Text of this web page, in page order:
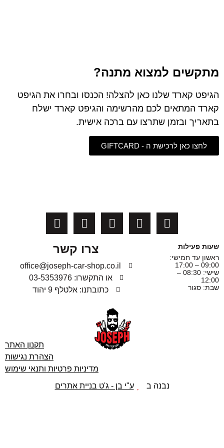
מתקשים למצוא מתנה?
הגיפט קארד שלנו כאן להצלה! הכנסו ובחרו את הגיפט
קארד המתאים לכם מהרשימה והגיפט קארד ישלח
בתאריך ובזמן שתרצו עם ברכה אישית.
לחצו כאן לרכישת ה - GIFTCARD
שעות פעילות
ראשון עד חמישי:
09:00 – 17:00
שישי: 08:30 –
12:00
שבת: סגור
צרו קשר
office@joseph-car-shop.co.il
או התקשרו: 03-5353976
כתובתנו: אלטלף 9 יהוד
תקנון האתר
הצהרת נגישות
מדיניות פרטיות ותנאי שימוש
נבנה ב
ע"י בן - ג'ט בניית אתרים